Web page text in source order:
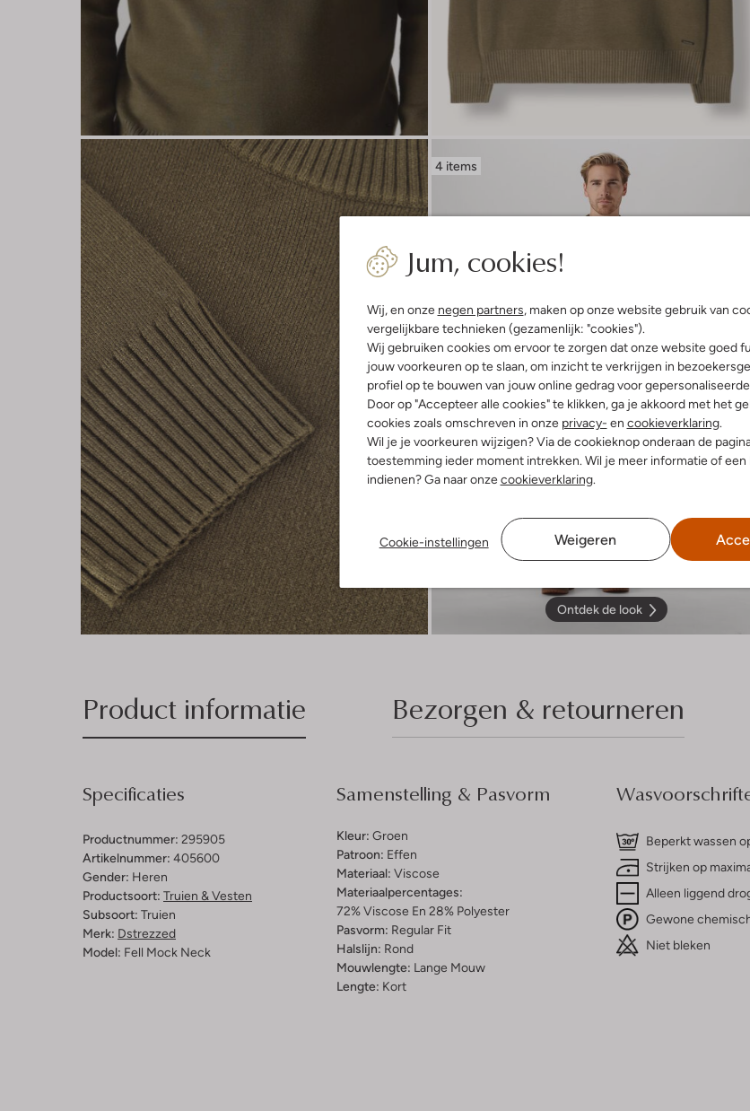
Jum, cookies!
Wij, en onze negen partners, maken op onze website gebruik van
vergelijkbare technieken (gezamenlijk: "cookies").
Wij gebruiken cookies om ervoor te zorgen dat onze website goed
jouw voorkeuren op te slaan, om inzicht te verkrijgen in
profiel op te bouwen van jouw online gedrag voor
Door op "Accepteer alle cookies" te klikken, ga je akkoord met het
cookies zoals omschreven in onze privacy- en cookieverklaring.
Wil je je voorkeuren wijzigen? Via de cookieknop onderaan de
toestemming ieder moment intrekken. Wil je meer informatie of een
indienen? Ga naar onzecookieverklaring.
Cookie-instellingen Weigeren
4 items
Ontdek de look
Product informatie Bezorgen & retourneren
Specificaties
Productnummer: 295905
Artikelnummer: 405600
Gender: Heren
Productsoort: Truien & Vesten
Subsoort: Truien
Merk: Dstrezzed
Model: Fell Mock Neck
Samenstelling & Pasvorm
Kleur: Groen
Patroon: Effen
Materiaal: Viscose
Materiaalpercentages:
72% Viscose En 28% Polyester
Pasvorm: Regular Fit
Halslijn: Rond
Mouwlengte: Lange Mouw
Lengte: Kort
Beperkt wassen
Strijken op
Alleen liggend
Gewone
Niet bleken